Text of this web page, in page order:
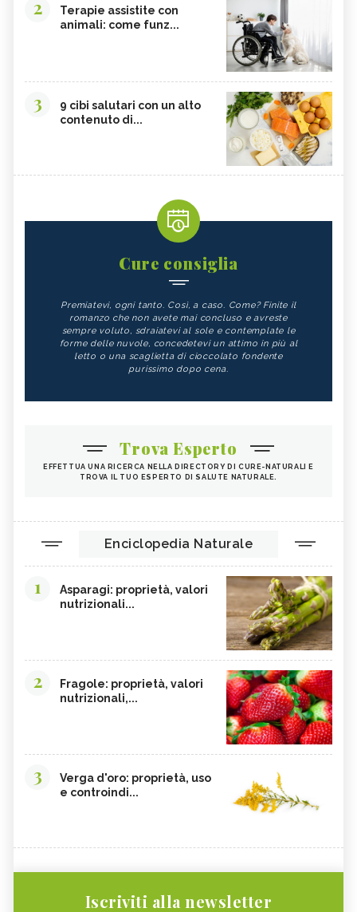
2
Terapie assistite con
animali: come funz...
3
9 cibi salutari con un alto
contenuto di...
Cure consiglia
Premiatevi, ogni tanto. Così, a caso. Come? Finite il
romanzo che non avete mai concluso e avreste
sempre voluto, sdraiatevi al sole e contemplate le
forme delle nuvole, concedetevi un attimo in più al
letto o una scaglietta di cioccolato fondente
purissimo dopo cena.
Trova Esperto
EFFETTUA UNA RICERCA NELLA DIRECTORY DI CURE-NATURALI E
TROVA IL TUO ESPERTO DI SALUTE NATURALE.
Enciclopedia Naturale
1
Asparagi: proprietà, valori
nutrizionali...
2
Fragole: proprietà, valori
nutrizionali,...
3
Verga d'oro: proprietà, uso
e controindi...
Iscriviti alla newsletter